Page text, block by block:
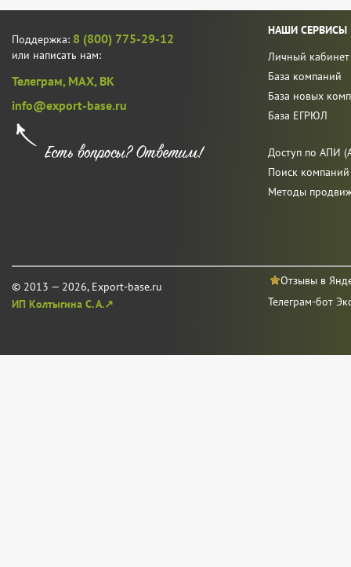
Поддержка: 8 (800) 775-29-12
или написать нам:
Телеграм, MAX, ВК
info@export-base.ru
© 2013 — 2026, Export-base.ru
ИП Колтыгина С. А.↗
НАШИ СЕРВИСЫ
Личный кабинет
База компаний
База новых
База ЕГРЮЛ
Доступ по АПИ
Поиск
Методы
Отзывы в
Телеграм-бот